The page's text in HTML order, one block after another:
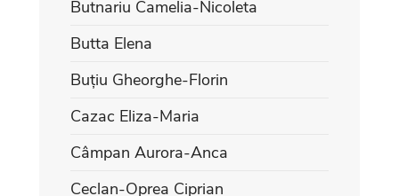
Butnariu Camelia-Nicoleta
Butta Elena
Buțiu Gheorghe-Florin
Cazac Eliza-Maria
Câmpan Aurora-Anca
Ceclan-Oprea Ciprian